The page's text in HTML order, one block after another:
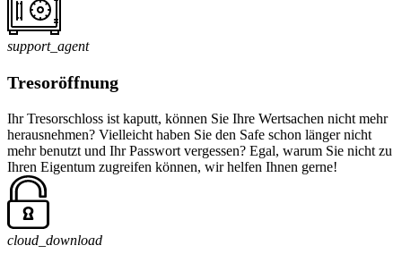
support_agent
Tresoröffnung
Ihr Tresorschloss ist kaputt, können Sie Ihre Wertsachen nicht mehr
herausnehmen? Vielleicht haben Sie den Safe schon länger nicht
mehr benutzt und Ihr Passwort vergessen? Egal, warum Sie nicht zu
Ihren Eigentum zugreifen können, wir helfen Ihnen gerne!
cloud_download